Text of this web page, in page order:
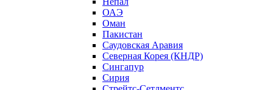
ОАЭ
Оман
Пакистан
Саудовская Аравия
Северная Корея (КНДР)
Сингапур
Сирия